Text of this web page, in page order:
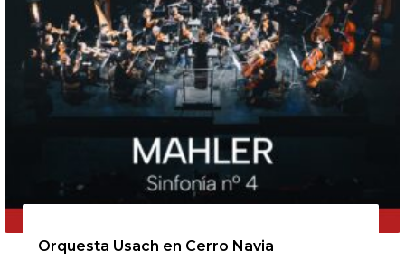
Orquesta Usach en Cerro Navia